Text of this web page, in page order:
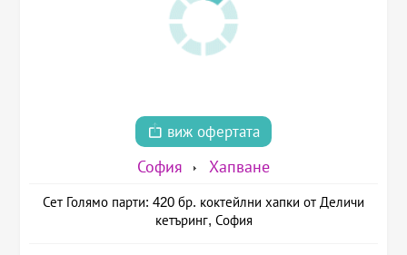
виж офертата
София Хапване
Сет Голямо парти: 420 бр. коктейлни хапки от Деличи
кетъринг, София